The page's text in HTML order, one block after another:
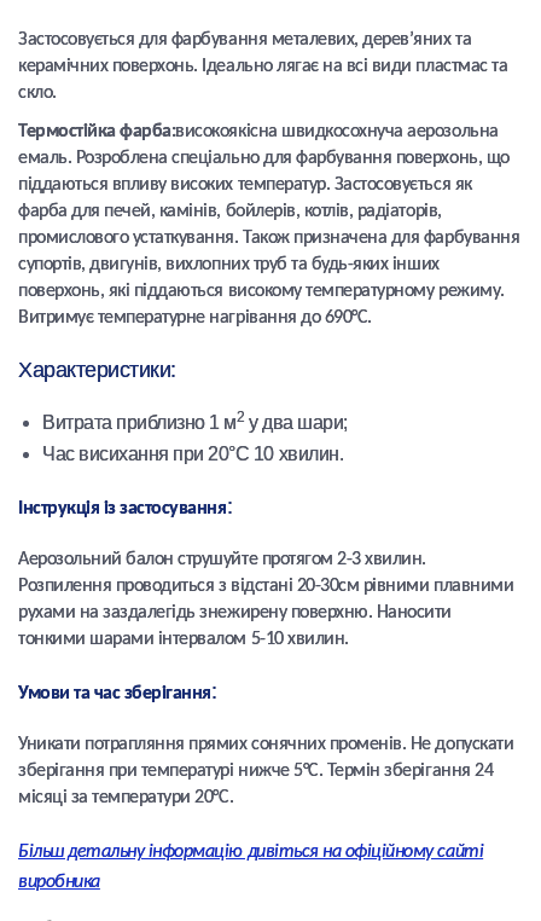
Застосовується для фарбування металевих, дерев’яних та
керамічних поверхонь. Ідеально лягає на всі види пластмас та
скло.
Термостійка фарба:високоякісна швидкосохнуча аерозольна
емаль. Розроблена спеціально для фарбування поверхонь, що
піддаються впливу високих температур. Застосовується як
фарба для печей, камінів, бойлерів, котлів, радіаторів,
промислового устаткування. Також призначена для фарбування
супортів, двигунів, вихлопних труб та будь-яких інших
поверхонь, які піддаються високому температурному режиму.
Витримує температурне нагрівання до 690°С.
Характеристики:
Витрата приблизно 1 м2 у два шари;
Час висихання при 20°С 10 хвилин.
Інструкція із застосування:
Аерозольний балон струшуйте протягом 2-3 хвилин.
Розпилення проводиться з відстані 20-30см рівними плавними
рухами на заздалегідь знежирену поверхню. Наносити
тонкими шарами інтервалом 5-10 хвилин.
Умови та час зберігання:
Уникати потрапляння прямих сонячних променів. Не допускати
зберігання при температурі нижче 5°С. Термін зберігання 24
місяці за температури 20°С.
Більш детальну інформацію дивіться на офіційному сайті
виробника